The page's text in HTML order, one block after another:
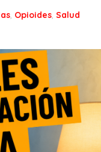
, Opioides, Salud